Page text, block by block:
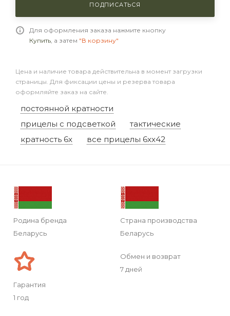
ПОДПИСАТЬСЯ
Для оформления заказа нажмите кнопку
Купить, а затем "В корзину"
Цена и наличие товара действительна в момент загрузки
страницы. Для фиксации цены и резерва товара
оформляйте заказ на сайте.
постоянной кратности
прицелы с подсветкой
тактические
кратность 6x
все прицелы 6xx42
Родина бренда
Беларусь
Страна производства
Беларусь
Гарантия
1 год
Обмен и возврат
7 дней